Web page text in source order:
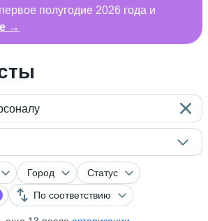
полугодие 2026 года и
→
Город
Статус
По соответствию